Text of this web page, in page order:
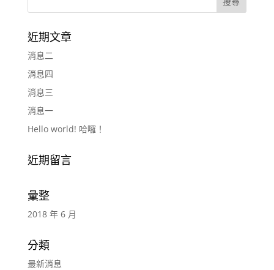
近期文章
消息二
消息四
消息三
消息一
Hello world! 哈囉！
近期留言
彙整
2018 年 6 月
分類
最新消息